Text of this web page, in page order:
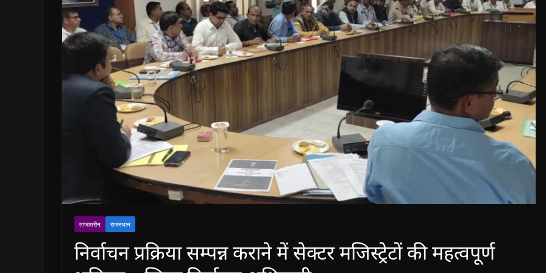
ताजातरीन राजस्थान
निर्वाचन प्रक्रिया सम्पन्न कराने में सेक्टर मजिस्ट्रेटों की महत्वपूर्ण